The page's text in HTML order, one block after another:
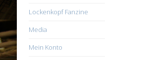
Lockenkopf Fanzine
Media
Mein Konto